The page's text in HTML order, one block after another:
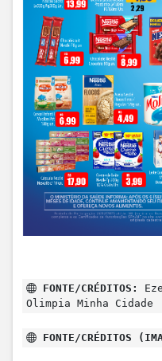
FONTE/CRÉDITOS:
Olimpia Minha Cidade
FONTE/CRÉDITOS